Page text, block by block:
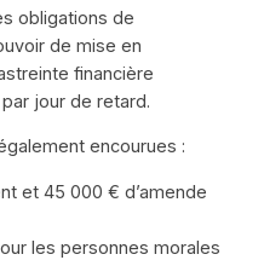
obligations de
de mise en
financière
jour de retard.
encourues :
et 45 000 € d’amende
les personnes morales